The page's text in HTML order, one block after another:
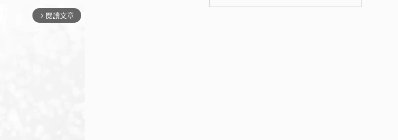
arrow_forward_ios 閱讀文章